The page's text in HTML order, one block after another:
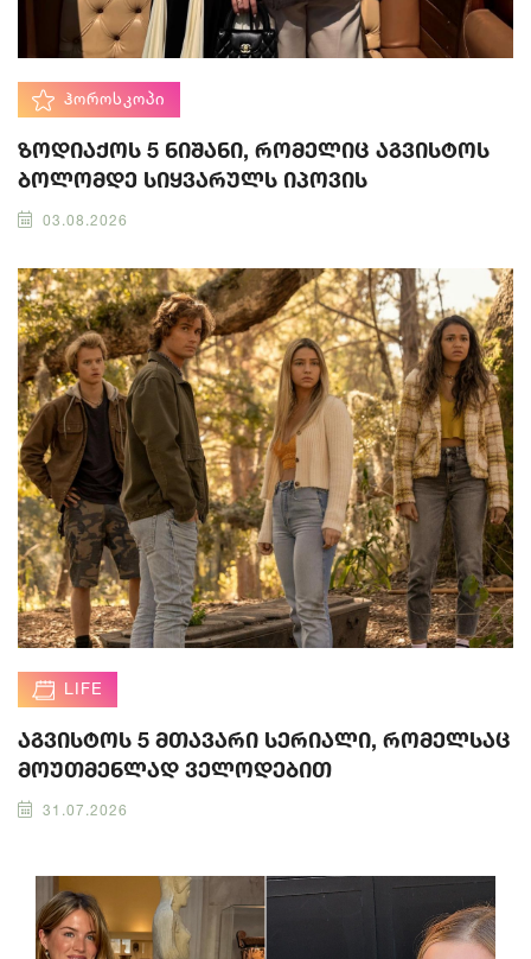
ᲰᲝᲠᲝᲡᲙᲝᲞᲘ
ზოდიაქოს 5 ნიშანი, რომელიც აგვისტოს
ბოლომდე სიყვარულს იპოვის
03.08.2026
LIFE
აგვისტოს 5 მთავარი სერიალი, რომელსაც
მოუთმენლად ველოდებით
31.07.2026